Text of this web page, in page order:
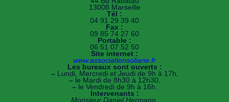
13008 Marseille
Tél :
04 91 29 39 40
Fax :
09 85 74 27 60
Portable :
06 51 07 52 50
Site internet :
www.associationsoliane.fr
Les bureaux sont ouverts :
–Lundi, Mercredi et Jeudi de 9h à 17h,
–le Mardi de 8h30 à 12h30,
–le Vendredi de 9h à 16h.
Intervenants :
Monsieur Daniel Hermann,